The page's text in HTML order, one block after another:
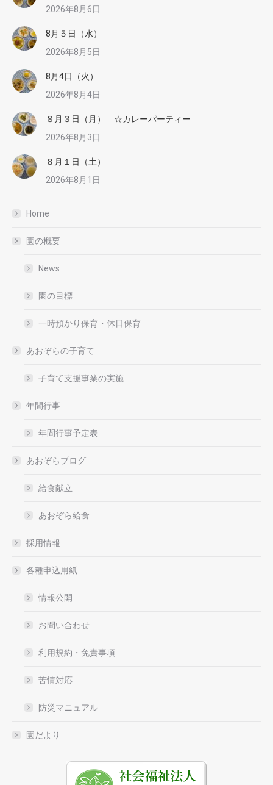
2026年8月6日
8月５日（水）
2026年8月5日
8月4日（火）
2026年8月4日
８月３日（月） ☆カレーパーティー
2026年8月3日
８月１日（土）
2026年8月1日
Home
園の概要
News
園の目標
一時預かり保育・休日保育
あおぞらの子育て
子育て支援事業の実施
年間行事
年間行事予定表
あおぞらブログ
給食献立
あおぞら給食
採用情報
各種申込用紙
情報公開
お問い合わせ
利用規約・免責事項
苦情対応
防災マニュアル
園だより